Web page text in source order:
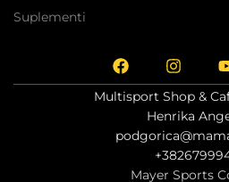
Suplementi
Multisport Shop &
Henrika
Mayer Sports